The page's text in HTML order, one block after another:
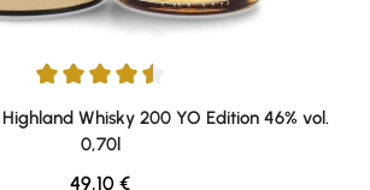
out of 5 stars
Whisky 200 YO Edition 46% vol.
0,70l
Regular price:
49,10 €